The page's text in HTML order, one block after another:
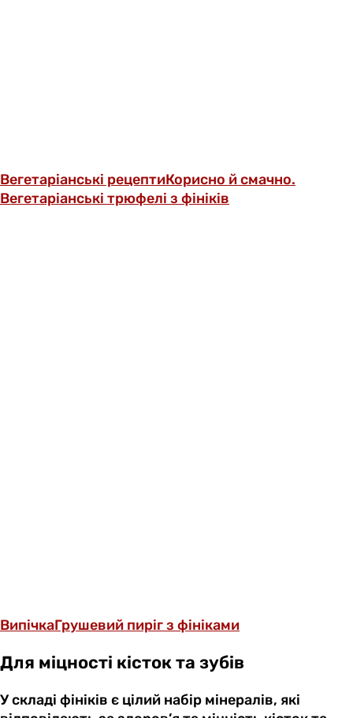
Вегетаріанські рецептиКорисно й смачно.
Вегетаріанські трюфелі з фініків
ВипічкаГрушевий пиріг з фініками
Для міцності кісток та зубів
У складі фініків є цілий набір мінералів, які